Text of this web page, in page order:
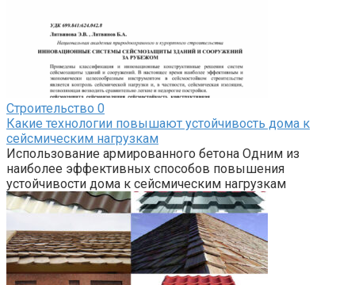
Строительство 0
Какие технологии повышают устойчивость дома к
сейсмическим нагрузкам
Использование армированного бетона Одним из
наиболее эффективных способов повышения
устойчивости дома к сейсмическим нагрузкам